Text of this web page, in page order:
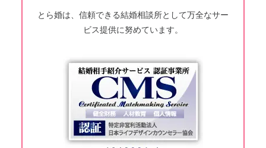
とら婚は、信頼できる結婚相談所として万全なサー
ビス提供に努めています。